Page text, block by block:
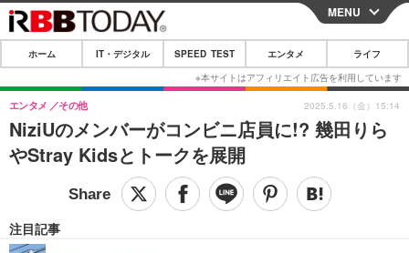
CLOSE
ホーム
IT・デジタル
IT・デジタルTOP スマートフォン
ショッピング その他
SPEED TEST
エンタメTOP 映画・ドラマ
MENU
ホーム IT・デジタル SPEED TEST エンタメ ライフ
NiziUのメンバーがコンビニ店員に!? 幾田りら
やStray Kidsとトークを展開
エンタメ その他
注目記事
2025.5.16（金）15:14